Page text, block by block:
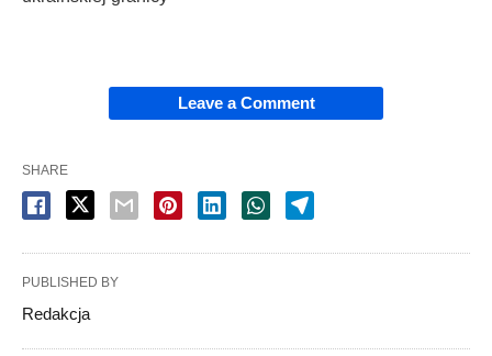
Leave a Comment
SHARE
PUBLISHED BY
Redakcja